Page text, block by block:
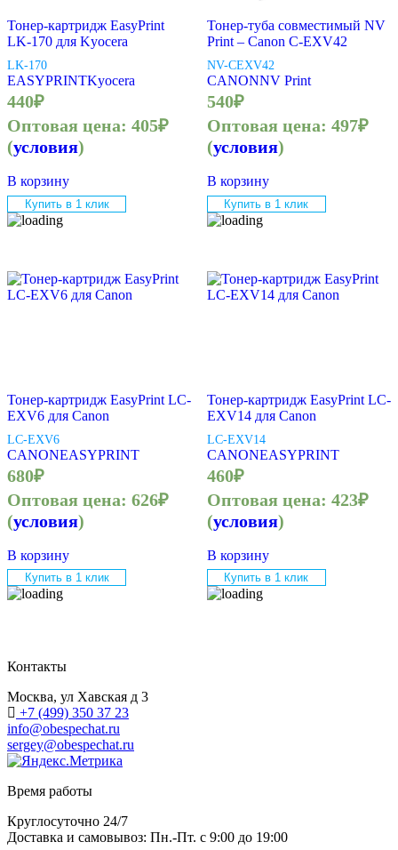
Тонер-картридж EasyPrint
LK-170 для Kyocera
LK-170
EASYPRINTKyocera
440₽
Оптовая цена: 405₽
(условия)
В корзину
Купить в 1 клик
Тонер-туба совместимый NV
Print – Canon C-EXV42
NV-CEXV42
CANONNV Print
540₽
Оптовая цена: 497₽
(условия)
В корзину
Купить в 1 клик
Тонер-картридж EasyPrint LC-
EXV6 для Canon
LC-EXV6
CANONEASYPRINT
680₽
Оптовая цена: 626₽
(условия)
В корзину
Купить в 1 клик
Тонер-картридж EasyPrint LC-
EXV14 для Canon
LC-EXV14
CANONEASYPRINT
460₽
Оптовая цена: 423₽
(условия)
В корзину
Купить в 1 клик
Контакты
Москва, ул Хавская д 3
+7 (499) 350 37 23
info@obespechat.ru
sergey@obespechat.ru
Время работы
Круглосуточно 24/7
Доставка и самовывоз: Пн.-Пт. с 9:00 до 19:00